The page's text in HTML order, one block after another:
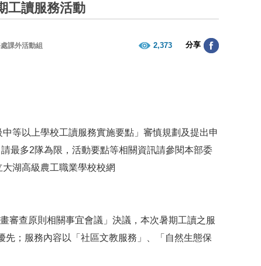
工讀服務活動
課外活動組 2,373 分享
等以上學校工讀服務實施要點」審慎規劃及提出申
最多2隊為限，活動要點等相關資訊請參閱本部委
湖高級農工職業學校校網
審查原則相關事宜會議」決議，本次暑期工讀之服
先；服務內容以「社區文教服務」、「自然生態保